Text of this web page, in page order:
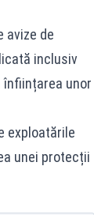
avize de
inclusiv
unor
exploatările
unei protecții